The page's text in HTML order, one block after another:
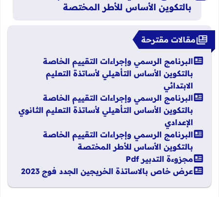
بالتكوين الأساس للأطر المختصة
مقالات مقترحة
البرنامج الرسمي وإجراءات التقييم الخاصة
بالتكوين الأساس التأهيلي لأساتذة التعليم
الابتدائي
البرنامج الرسمي وإجراءات التقييم الخاصة
بالتكوين الأساس التأهيلي لأساتذة التعليم الثانوي
الإعدادي
البرنامج الرسمي وإجراءات التقييم الخاصة
بالتكوين الأساس للأطر المختصة
مجزوءة التدبير Pdf
عرض خاص بالاساتذة الخريجين الجدد فوج 2023